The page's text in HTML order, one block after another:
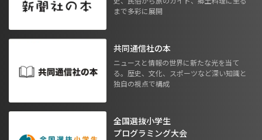
まで多彩に展開
共同通信社の本
ニュースと情報の世界に新たな光を当て
る。歴史、文化、スポーツなど深い知識と
独自の視点で構成
全国選抜小学生
プログラミング大会